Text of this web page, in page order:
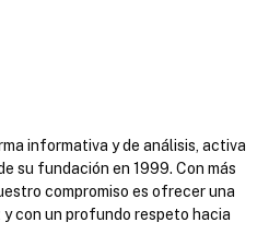
informativa y de análisis, activa
su fundación en 1999. Con más
compromiso es ofrecer una
con un profundo respeto hacia